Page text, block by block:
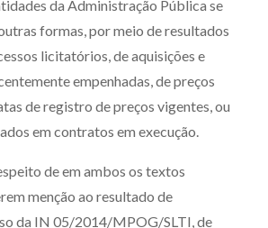
da Administração Pública se
formas, por meio de resultados
licitatórios, de aquisições e
empenhadas, de preços
de registro de preços vigentes, ou
em contratos em execução.
de em ambos os textos
menção ao resultado de
da IN 05/2014/MPOG/SLTI, de